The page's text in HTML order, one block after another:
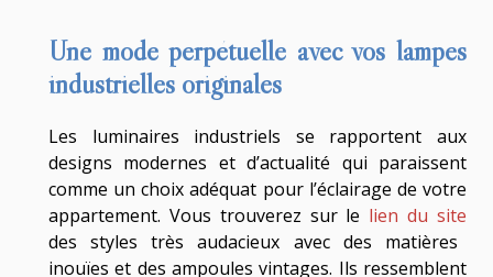
Une mode perpétuelle avec vos lampes
industrielles originales
Les luminaires industriels se rapportent aux
designs modernes et d’actualité qui paraissent
comme un choix adéquat pour l’éclairage de votre
appartement. Vous trouverez sur le lien du site
des styles très audacieux avec des matières
inouïes et des ampoules vintages. Ils ressemblent